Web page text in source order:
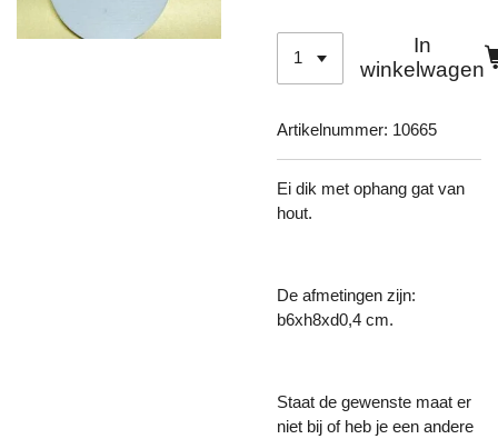
In
winkelwagen
Artikelnummer: 10665
Ei dik met ophang gat van
hout.
De afmetingen zijn:
b6xh8xd0,4 cm.
Staat de gewenste maat er
niet bij of heb je een andere